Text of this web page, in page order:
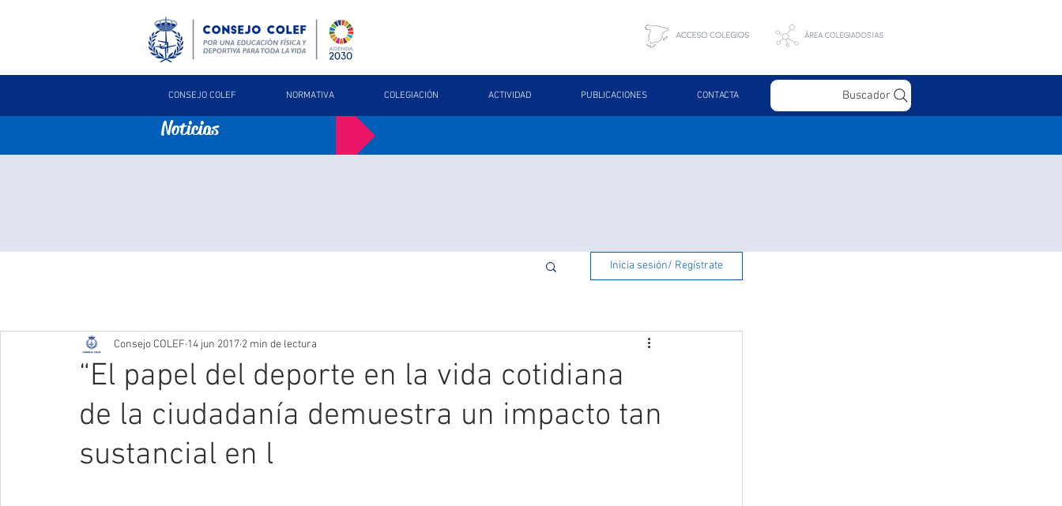
CONSEJO COLEF NORMATIVA COLEGIACIÓN ACTIVIDAD PUBLICACIONES CONTACTA Buscador
Noticias
Inicia sesión/ Regístrate
“El papel del deporte en la vida cotidiana
de la ciudadanía demuestra un impacto tan
sustancial en l
Consejo COLEF 14 jun 2017 2 min de lectura